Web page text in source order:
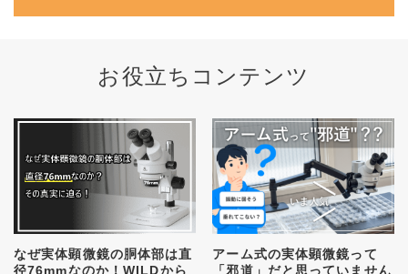
お役立ちコンテンツ
なぜ実体顕微鏡の胴体部は直
径76mmなのか！WILDから
アーム式の実体顕微鏡って
「邪道」だと思っていません